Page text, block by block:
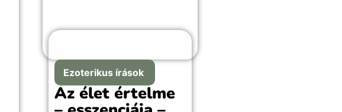
Ezoterikus írások
Az élet értelme